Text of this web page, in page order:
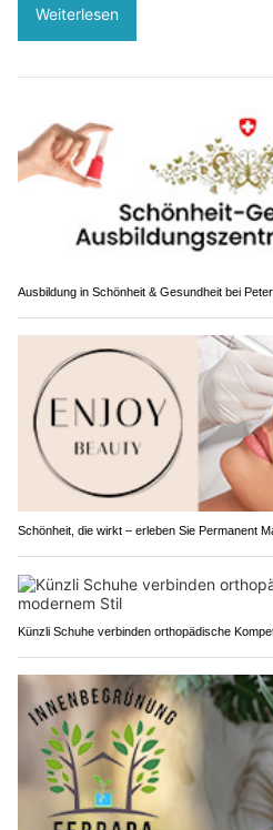
Weiterlesen
Ausbildung in Schönheit & Gesundheit bei
Schönheit, die wirkt – erleben Sie Permanent
Künzli Schuhe verbinden orthopädische